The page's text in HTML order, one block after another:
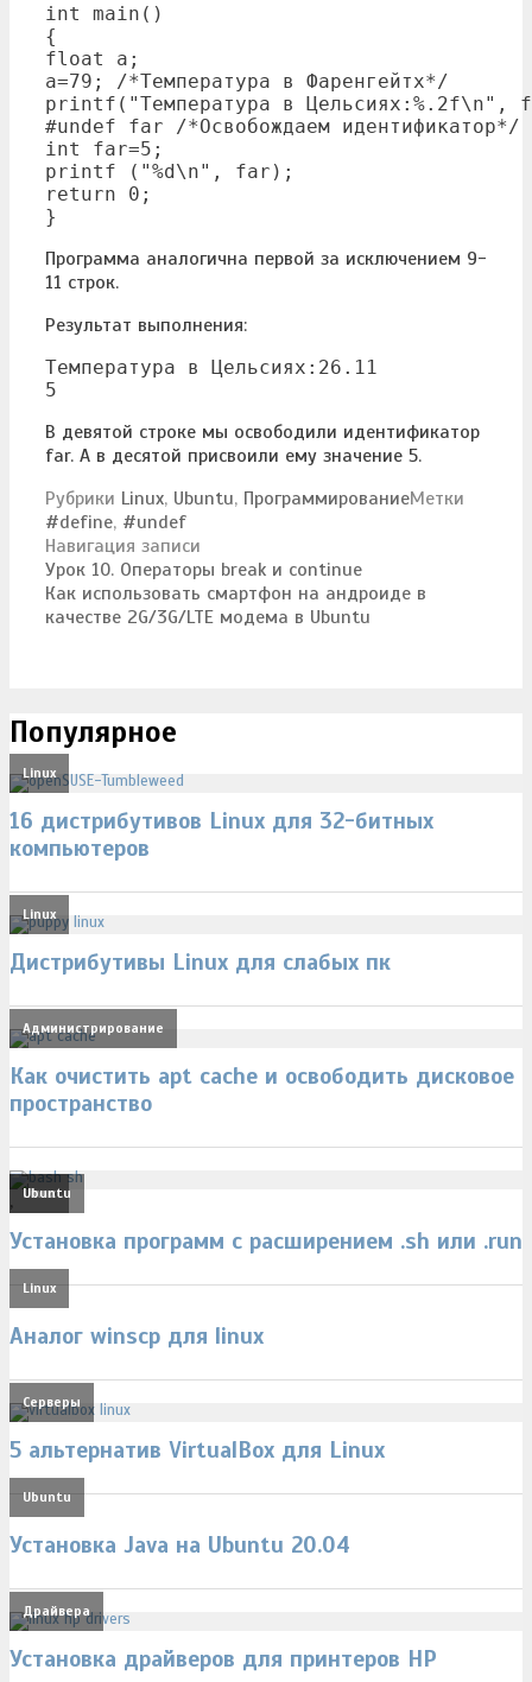
int main()
{
float a;
a=79; /*Температура в Фаренгейтх*/
printf("Температура в Цельсиях:%.2f\n",
#undef far /*Освобождаем идентификатор*/
int far=5;
printf ("%d\n", far);
return 0;
Программа аналогична первой за исключением 9-
11 строк.
Результат выполнения:
Температура в Цельсиях:26.11
В девятой строке мы освободили идентификатор
far. А в десятой присвоили ему значение 5.
Рубрики Linux, Ubuntu, ПрограммированиеМетки
#define, #undef
Навигация записи
Урок 10. Операторы break и continue
Как использовать смартфон на андроиде в
качестве 2G/3G/LTE модема в Ubuntu
Популярное
Linux
16 дистрибутивов Linux для 32-битных
компьютеров
Linux
Дистрибутивы Linux для слабых пк
Администрирование
Как очистить apt cache и освободить дисковое
пространство
Linux
, Ubuntu
Установка программ с расширением .sh или .run
Linux
Аналог winscp для linux
Серверы
5 альтернатив VirtualBox для Linux
Ubuntu
Установка Java на Ubuntu 20.04
Драйвера
Установка драйверов для принтеров HP